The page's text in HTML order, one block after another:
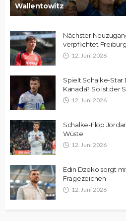
Wallentowitz
Nächster
verpflichtet
12. Juni 2026
Spielt Schalke-
Kanada? So ist der
12. Juni 2026
Schalke-Flop
Wüste
12. Juni 2026
Edin Dzeko sorgt
Fragezeichen
12. Juni 2026